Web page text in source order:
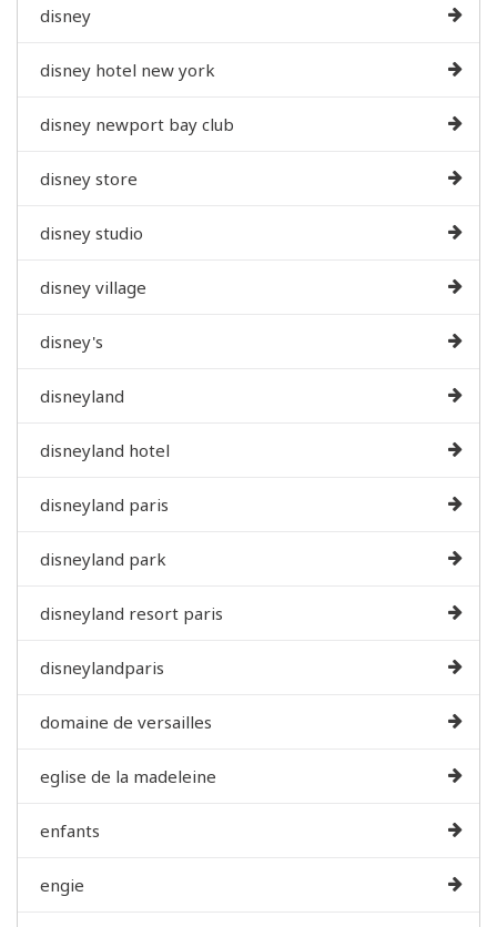
disney
disney hotel new york
disney newport bay club
disney store
disney studio
disney village
disney's
disneyland
disneyland hotel
disneyland paris
disneyland park
disneyland resort paris
disneylandparis
domaine de versailles
eglise de la madeleine
enfants
engie